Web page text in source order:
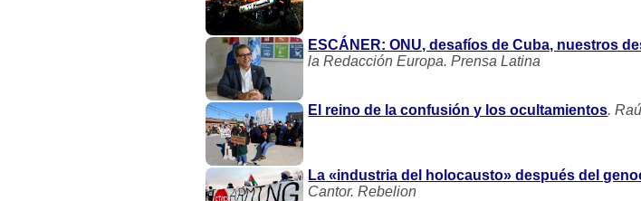
ESCÁNER: ONU, desafíos de Cuba, nuestros
la Redacción Europa. Prensa Latina
El reino de la confusión y los ocultamientos.
La «industria del holocausto» después del
Cantor. Rebelion